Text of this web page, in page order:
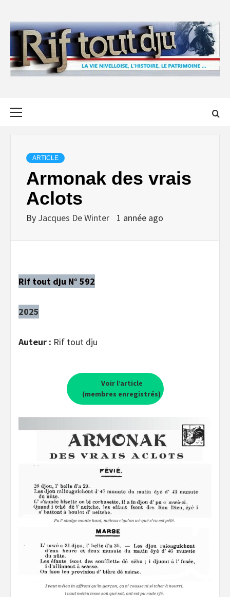
content
ARTICLE
Armonak des vrais
Aclots
By Jacques De Winter 1 année ago
Rif tout dju N° 592
2025
Auteur : Rif tout dju
Voir l’article
(membres enregistrés)